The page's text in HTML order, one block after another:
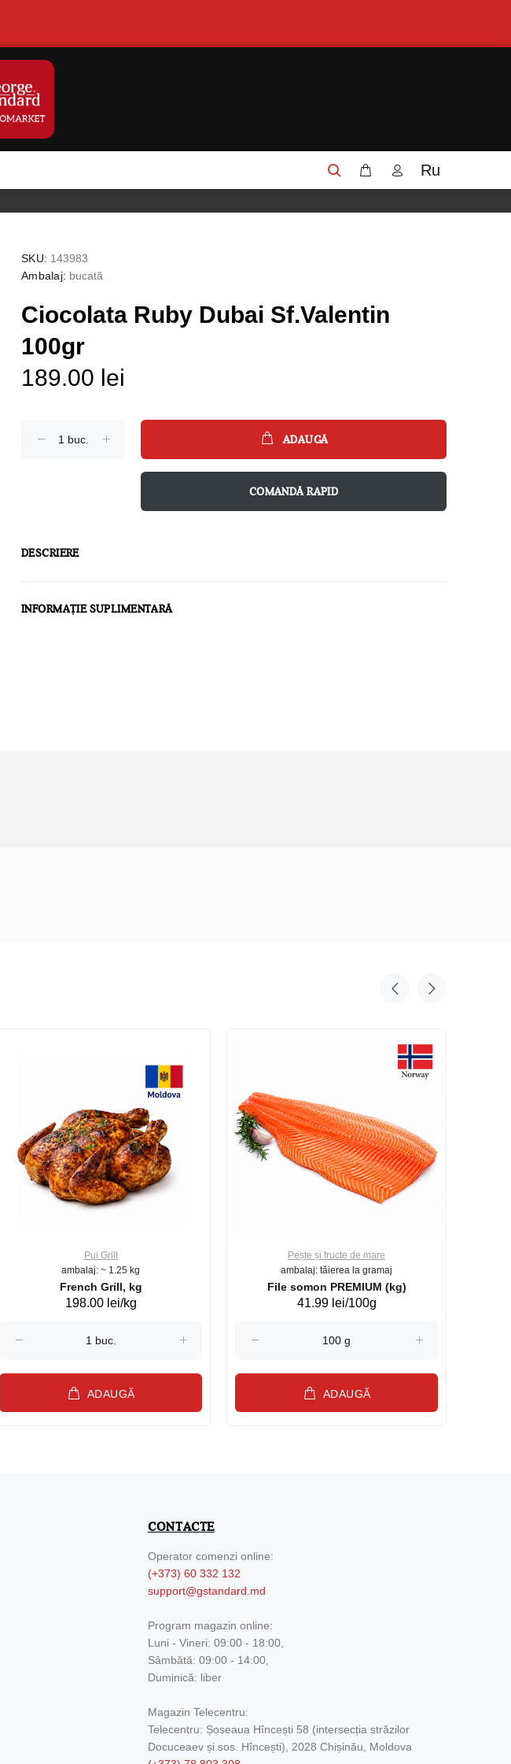
Ru
SKU: 143983
Ambalaj: bucată
Ciocolata Ruby Dubai Sf.Valentin
100gr
189.00 lei
ADAUGĂ
COMANDĂ RAPID
DESCRIERE
INFORMAȚIE SUPLIMENTARĂ
Pui Grill
ambalaj: ~ 1.25 kg
French Grill, kg
198.00 lei/kg
ADAUGĂ
Pește și fructe de mare
ambalaj: tăierea la gramaj
File somon PREMIUM (kg)
41.99 lei/100g
ADAUGĂ
CONTACTE
Operator comenzi online:
(+373) 60 332 132
support@gstandard.md
Program magazin online:
Luni - Vineri: 09:00 - 18:00,
Sâmbătă: 09:00 - 14:00,
Duminică: liber
Magazin Telecentru:
Telecentru: Șoseaua Hîncești 58 (intersecția străzilor
Docuceaev și sos. Hîncești), 2028 Chișinău, Moldova